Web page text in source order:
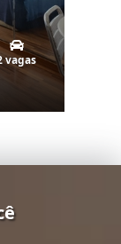
vagas